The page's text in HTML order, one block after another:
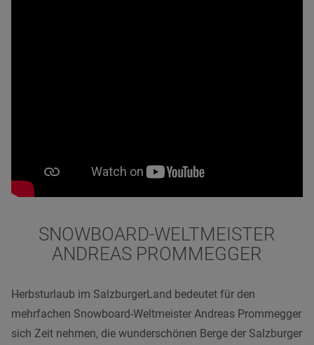
SNOWBOARD-WELTMEISTER
ANDREAS PROMMEGGER
Herbsturlaub im SalzburgerLand bedeutet für den
mehrfachen Snowboard-Weltmeister Andreas Prommegger
sich Zeit nehmen, die wunderschönen Berge der Salzburger